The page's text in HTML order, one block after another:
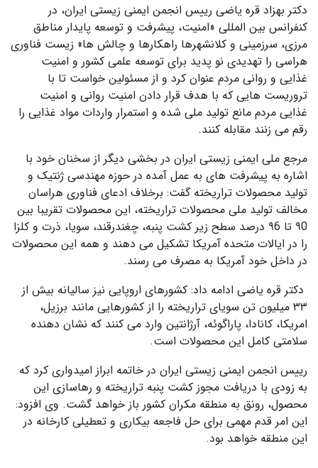
دکتر بهزاد قره ­یاضی رییس انجمن ایمنی زیستی ایران، در
کنفرانس بین­ المللی «امنیت، پیشرفت و توسعه پایدار مناطق
مرزی، سرزمینی و کلانشهرها راهکارها و چالش ها» زیست فناوری
هراسی را تهدیدی نو پدید برای توسعه علمی کشور و امنیت
غذایی و روانی مردم عنوان کرد و از مسئولین خواست تا با
تروریست هایی که با هدف قرار دادن امنیت روانی و امنیت
غذایی مردم مانع تولید ملی شده و استمرار واردات مواد غذایی را
رقم می زنند مقابله کنند.
مرجع ملی ایمنی زیستی ایران در بخشی دیگر از سخنان خود با
اشاره به پیشرفت های به عمل آمده در حوزه مهندسی ژنتیک و
تولید محصولات تراریخته گفت: برخلاف ادعای فناوری هراسان
مخالف تولید ملی محصولات تراریخته، این محصولات تقریبا بین
۹0 تا ۹6 درصد سطح زیر کشت پنبه، چغندرقند، سویا، ذرت و کلزا
را در ایالات متحده آمریکا تشکیل می دهند و همه این محصولات
در داخل خود آمریکا به مصرف می رسند.
دکتر قره یاضی ادامه داد: کشورهای اروپایی نیز سالیانه بیش از
۳۳ میلیون تن سویای تراریخته را از کشورهایی مانند برزیل،
امریکا، کانادا، پاراگوئه، آرژانتین وارد می کنند که نشان دهنده
سلامتی کامل این محصولات است.
رییس انجمن ایمنی زیستی ایران در خاتمه ابراز امیدواری کرد که
به زودی با دریافت مجوز کشت پنبه تراریخته و رهاسازی این
محصول، رونق به منطقه مکران کشور باز خواهد گشت. وی افزود:
این امر قدم مهمی برای حل فاجعه بیکاری و تعطیلی کارخانه در
این منطقه خواهد بود.